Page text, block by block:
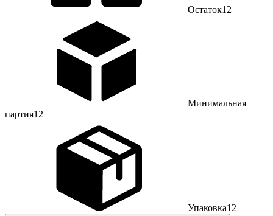
Остаток12
Минимальная
партия12
Упаковка12